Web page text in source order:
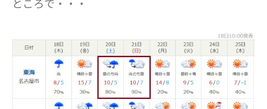
ところで・・・